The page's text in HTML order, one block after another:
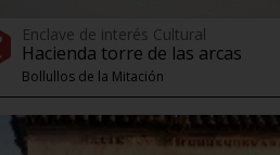
Enclave de interés Cultural
Hacienda torre de las arcas
Bollullos de la Mitación